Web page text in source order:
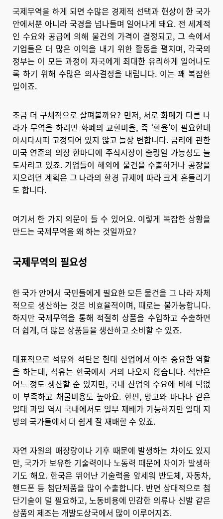
국제무역을 하게 되면 수많은 경제적 선택과 현상이 한 국가
안에서뿐 아니라 국경을 넘나들며 일어나게 돼요. 전 세계적
인 수요와 공급에 의해 물건의 가격이 결정되고, 그 속에서
기업들은 더 많은 이익을 내기 위한 활동을 펼치며, 각국의
정부는 이 모든 과정이 자국에게 최대한 유리하게 일어나도
록 하기 위해 수많은 의사결정을 내립니다. 이는 꽤 복잡한
일이죠.
조금 더 구체적으로 살펴볼까요? 먼저, 서로 화폐가 다른 나
라가 무역을 하려면 화폐의 교환비율, 즉 ‘환율’이 필요한데
아시다시피 고정되어 있지 않고 늘상 변합니다. 금리에 관한
미국 연준의 의장 한마디에 주식시장이 출렁일 가능성도 늘
도사리고 있죠. 기업들이 해외에 물건을 수출하거나 공장을
지으려던 계획은 그 나라의 환경 규제에 따라 크게 흔들리기
도 합니다.
여기서 한 가지 의문이 들 수 있어요. 이렇게 복잡한 상황을
만드는 국제무역을 왜 하는 것일까요?
국제무역의 필요성
한 국가 안에서 국민들에게 필요한 모든 물건을 그 나라 자체
적으로 생산하는 것은 비효율적이며, 때로는 불가능합니다.
하지만 국제무역을 통해 적절히 상품을 수입하고 수출하면
더 쉽게, 더 많은 상품들을 생산하고 소비할 수 있죠.
대표적으로 석유와 석탄은 현대 산업에서 아주 중요한 역할
을 하는데, 석유는 한국에서 거의 나오지 않습니다. 석탄은
어느 정도 생산할 순 있지만, 국내 산업의 수요에 비해 턱없
이 부족하고 채굴비용도 높아요. 한편, 망고와 바나나 같은
열대 과일 역시 국내에서도 일부 재배가 가능하지만 열대 지
방의 국가들에서 더 쉽게 잘 재배할 수 있죠.
자연 자원의 매장량이나 기후 때문에 발생하는 차이도 있지
만, 국가가 보유한 기술력이나 노동력 때문에 차이가 발생하
기도 해요. 한국은 뛰어난 기술력을 앞세워 반도체, 자동차,
핸드폰 등 첨단제품을 많이 수출합니다. 반면 상대적으로 첨
단기술이 덜 필요하고, 노동비용에 민감한 의류나 신발 같은
상품의 제조는 개발도상국에서 많이 이루어지죠.